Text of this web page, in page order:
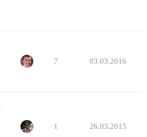
7 03.03.2016
1 26.03.2015